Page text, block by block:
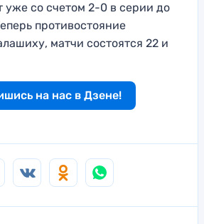
уже со счетом 2-0 в серии до
противостояние
матчи состоятся 22 и
на нас в Дзене!